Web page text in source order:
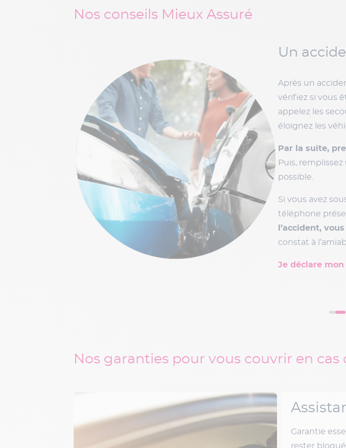
Nos conseils Mieux Assuré
Un
En cas
plus loin
appelez les
des personnes
l’éteindre vous-
Surtout, ne
Une fois
flammes
peuvent
Dès que
Nos garanties pour vous couvrir en cas
Garantie
rester